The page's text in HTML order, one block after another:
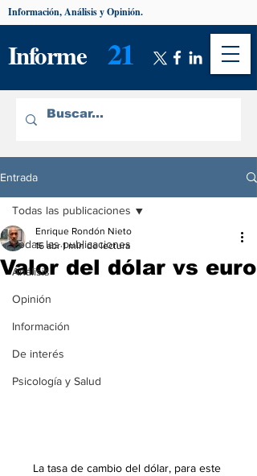
Informe 21
Información, Análisis y Opinión.
Entrada
Todas las publicaciones
Análisis
Opinión
Información
De interés
Psicología y Salud
Todas las publicaciones
Valor del dólar vs euro
Enrique Rondón Nieto
16 abr 1 min de lectura
La tasa de cambio del dólar, para este